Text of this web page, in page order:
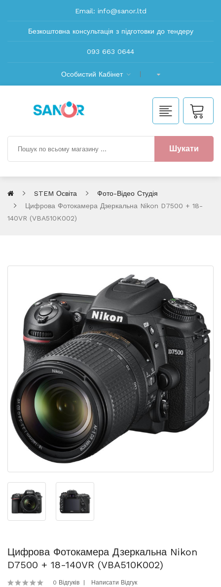
Email: info@sanor.ltd
Безкоштовна консультація з підготовки до тендеру
093 663 0644
Особистий Кабінет
Шукати
STEM Освіта
Фото-Відео Студія
Цифрова Фотокамера Дзеркальна Nikon D7500 + 18-
140VR (VBA510K002)
Цифрова Фотокамера Дзеркальна Nikon
D7500 + 18-140VR (VBA510K002)
0 Відгуків Написати Відгук